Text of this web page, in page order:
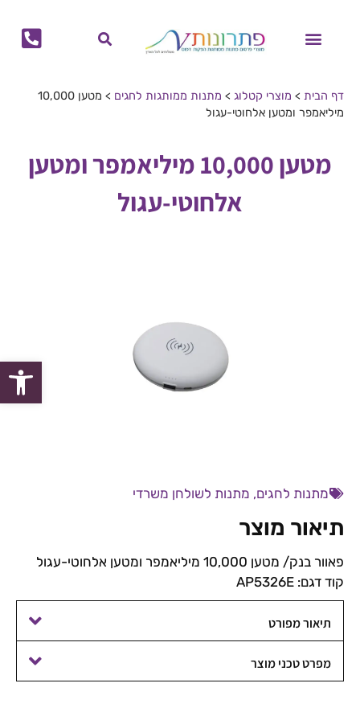
דף הבית > מוצרי קטלוג > מתנות ממותגות לחגים >
מטען 10,000
מיליאמפר ומטען אלחוטי-עגול
מטען 10,000 מיליאמפר ומטען
אלחוטי-עגול
מתנות לחגים, מתנות לשולחן משרדי
תיאור מוצר
פאוור בנק/ מטען 10,000 מיליאמפר ומטען אלחוטי-עגול
קוד דגם: AP5326E
תיאור מפורט
מפרט טכני מוצר
פתח